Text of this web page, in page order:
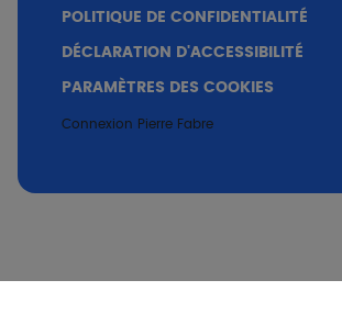
fournir une protection cutanée
contre cette plage de longueurs
POLITIQUE DE CONFIDENTIALITÉ
DÉCLARATION D'ACCESSIBILITÉ
PARAMÈTRES DES COOKIES
Connexion Pierre Fabre